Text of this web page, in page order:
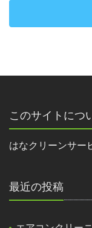
このサイトにつ
はなクリーンサー
最近の投稿